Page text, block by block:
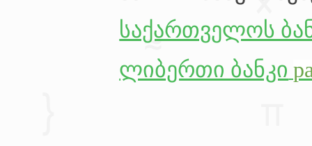
საქართველოს
ლიბერთი ბანკი